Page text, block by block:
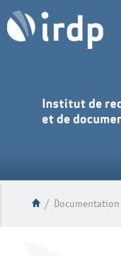
/ Documentation